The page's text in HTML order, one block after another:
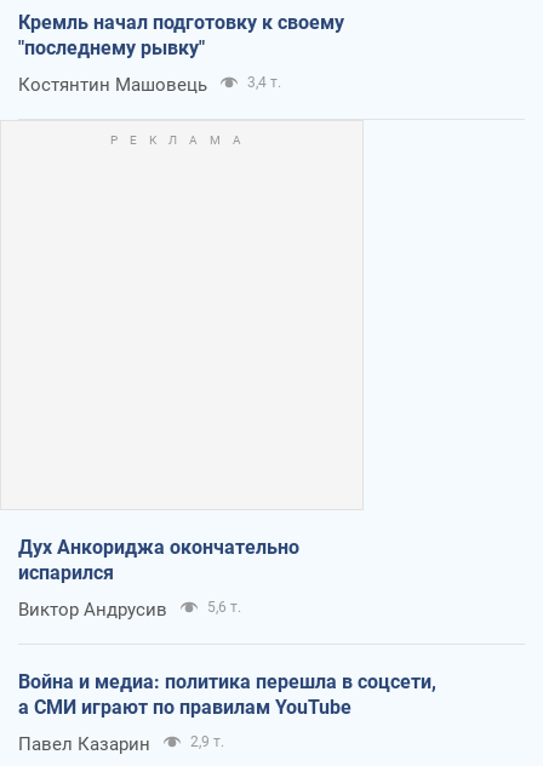
Кремль начал подготовку к своему
"последнему рывку"
Костянтин Машовець 3,4 т.
Дух Анкориджа окончательно
испарился
Виктор Андрусив 5,6 т.
Война и медиа: политика перешла в соцсети,
а СМИ играют по правилам YouTube
Павел Казарин 2,9 т.